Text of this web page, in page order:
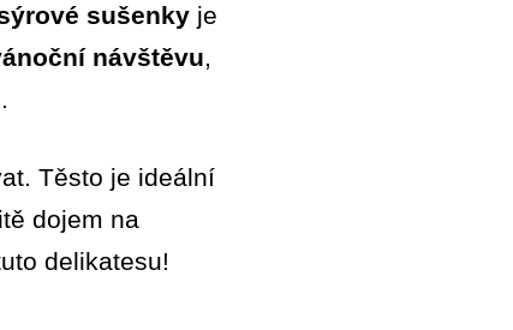
sušenky je
návštěvu,
Těsto je ideální
dojem na
delikatesu!